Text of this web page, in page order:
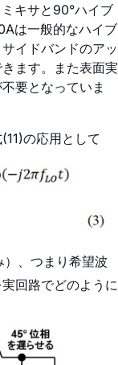
キサと90°ハイブ
は一般的なハイブ
イドバンドのアッ
ます。また表面実
要となっていま
の応用として
）、つまり希望波
回路でどのように